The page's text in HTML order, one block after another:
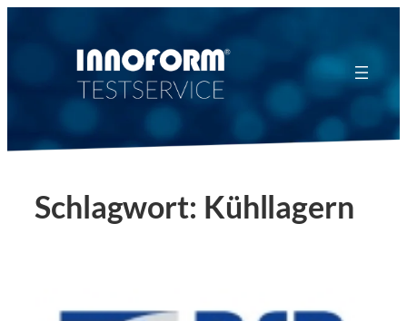
Schlagwort: Kühllagern